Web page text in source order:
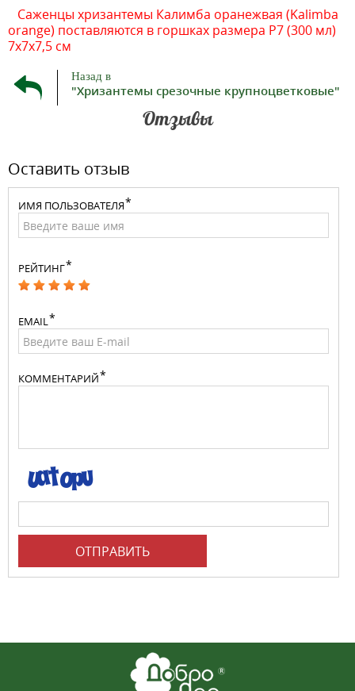
Саженцы хризантемы Калимба оранежвая (Kalimba
orange) поставляются в горшках размера P7 (300 мл)
7х7х7,5 см
Назад в
"Хризантемы срезочные крупноцветковые"
Отзывы
Оставить отзыв
ИМЯ ПОЛЬЗОВАТЕЛЯ
РЕЙТИНГ
EMAIL
КОММЕНТАРИЙ
ОТПРАВИТЬ